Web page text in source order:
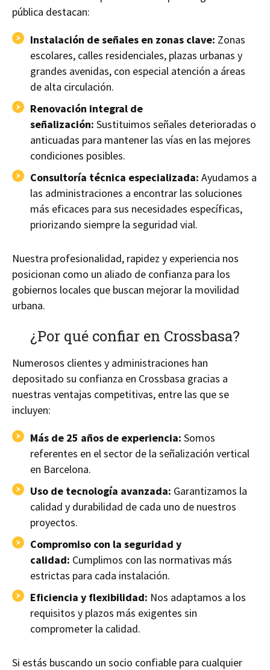
pública destacan:
Instalación de señales en zonas clave: Zonas
escolares, calles residenciales, plazas urbanas y
grandes avenidas, con especial atención a áreas
de alta circulación.
Renovación integral de
señalización: Sustituimos señales deterioradas o
anticuadas para mantener las vías en las mejores
condiciones posibles.
Consultoría técnica especializada: Ayudamos a
las administraciones a encontrar las soluciones
más eficaces para sus necesidades específicas,
priorizando siempre la seguridad vial.
Nuestra profesionalidad, rapidez y experiencia nos
posicionan como un aliado de confianza para los
gobiernos locales que buscan mejorar la movilidad
urbana.
¿Por qué confiar en Crossbasa?
Numerosos clientes y administraciones han
depositado su confianza en Crossbasa gracias a
nuestras ventajas competitivas, entre las que se
incluyen:
Más de 25 años de experiencia: Somos
referentes en el sector de la señalización vertical
en Barcelona.
Uso de tecnología avanzada: Garantizamos la
calidad y durabilidad de cada uno de nuestros
proyectos.
Compromiso con la seguridad y
calidad: Cumplimos con las normativas más
estrictas para cada instalación.
Eficiencia y flexibilidad: Nos adaptamos a los
requisitos y plazos más exigentes sin
comprometer la calidad.
Si estás buscando un socio confiable para cualquier